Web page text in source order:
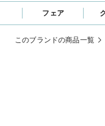
フェア
このブランドの商品一覧